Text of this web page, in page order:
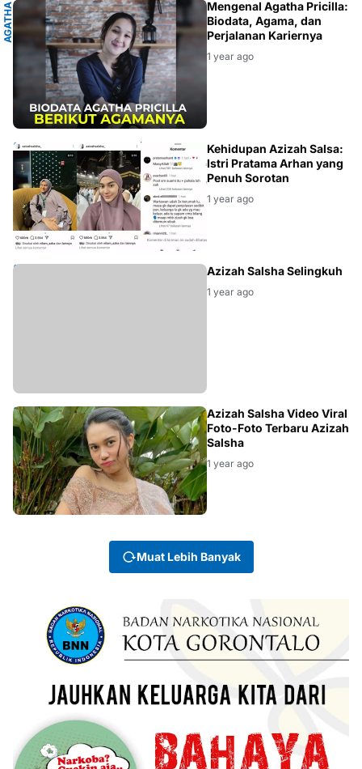
A
G
A
T
H
A
P
R
I
C
I
L
LA
Mengenal Agatha Pricilla:
Biodata, Agama, dan
Perjalanan Kariernya
1 year ago
SELEBRITIS
Kehidupan Azizah Salsa:
Istri Pratama Arhan yang
Penuh Sorotan
1 year ago
Azizah Salsha Selingkuh
1 year ago
SELEBRITIS
Azizah Salsha Video Viral
Foto-Foto Terbaru Azizah
Salsha
1 year ago
Muat Lebih Banyak